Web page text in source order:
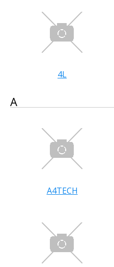
4L
A
A4TECH